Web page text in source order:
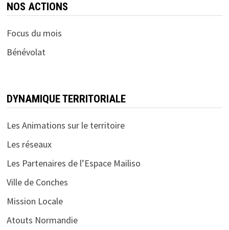
NOS ACTIONS
Focus du mois
Bénévolat
DYNAMIQUE TERRITORIALE
Les Animations sur le territoire
Les réseaux
Les Partenaires de l’Espace Mailiso
Ville de Conches
Mission Locale
Atouts Normandie